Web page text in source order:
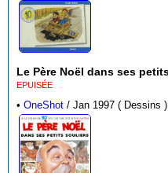
EPUISÉE
•OneShot / Jan 1997 ( Dessins )